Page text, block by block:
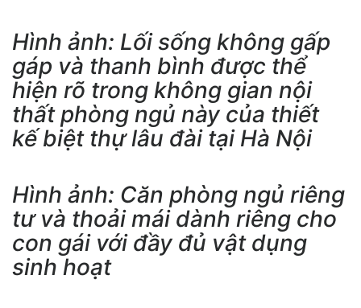
Hình ảnh: Lối sống không gấp
gáp và thanh bình được thể
hiện rõ trong không gian nội
thất phòng ngủ này của thiết
kế biệt thự lâu đài tại Hà Nội
Hình ảnh: Căn phòng ngủ riêng
tư và thoải mái dành riêng cho
con gái với đầy đủ vật dụng
sinh hoạt